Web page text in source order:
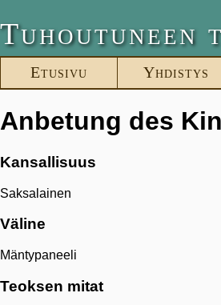
Tuhoutuneen
Etusivu Yhdistys
Anbetung des
Kansallisuus
Saksalainen
Väline
Mäntypaneeli
Teoksen mitat